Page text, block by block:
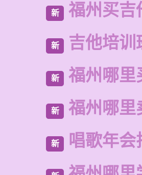
新 福州买吉
新 吉他培训
新 福州哪里
新 福州哪里
新 唱歌年会